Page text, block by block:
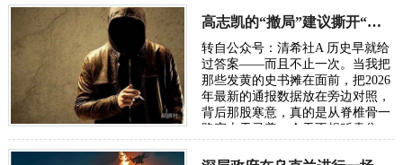
在反思百年“…
高志凯的“撤局”建议撕开“以夷灭华”的百年剧本
转自公众号：清希社A 历史早就给
过答案——而且不止一次。当我把
那些发黄的史书摊在面前，把2026
年最新的通报数据放在旁边对照，
背后那股寒意，真的是从脊椎骨一
路窜上天灵盖。今天不想贩卖焦
算清楚。因为…